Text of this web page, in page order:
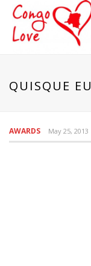
QUISQUE
AWARDS May 25, 2013